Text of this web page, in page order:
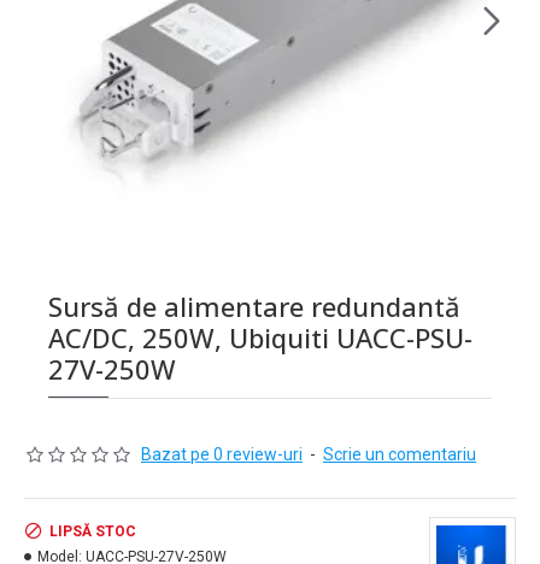
Sursă de alimentare redundantă
AC/DC, 250W, Ubiquiti UACC-PSU-
27V-250W
Bazat pe 0 review-uri - Scrie un comentariu
LIPSĂ STOC
Model: UACC-PSU-27V-250W